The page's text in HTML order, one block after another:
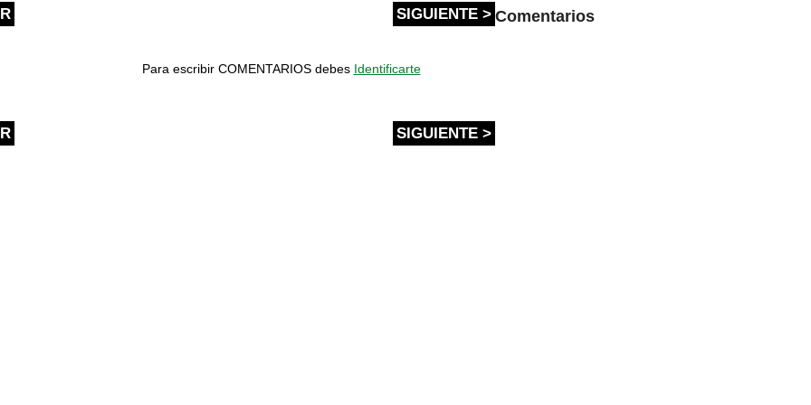
SIGUIENTE > Comentarios
Para escribir COMENTARIOS debes Identificarte
SIGUIENTE >